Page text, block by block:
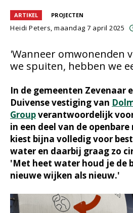
ARTIKEL PROJECTEN
Heidi Peters, maandag 7 april 2025
'Wanneer omwonenden
we spuiten, hebben we
In de gemeenten Zevenaar
Duivense vestiging van
Groupverantwoordelijk
in een deel van de
kiest bijna volledig voor
water en daarbij graag zo
'Met heet water houd je de
nieuwe wijken als nieuw.'